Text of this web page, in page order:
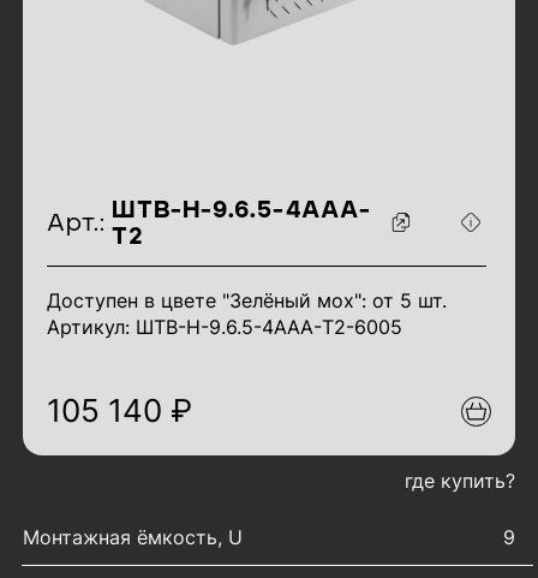
идентификаторы товара
Арт.:
ШТВ-Н-9.6.5-4ААА-
Т2
Доступен в цвете "Зелёный мох": от 5 шт.
Артикул: ШТВ-Н-9.6.5-4ААА-T2-6005
105 140 ₽
где купить?
Монтажная ёмкость, U
9